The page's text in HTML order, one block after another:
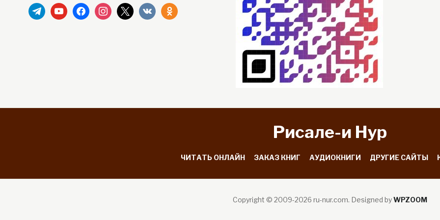
telegramyoutubefacebookinstagram
x vkontakteodnoklassniki
Рисале-и Hyp
ЧИТАТЬ ОНЛАЙН ЗАКАЗ КНИГ АУДИОКНИГИ ДРУГИЕ САЙТЫ
Copyright © 2009-2026 ru-nur.com. Designed byWPZOOM